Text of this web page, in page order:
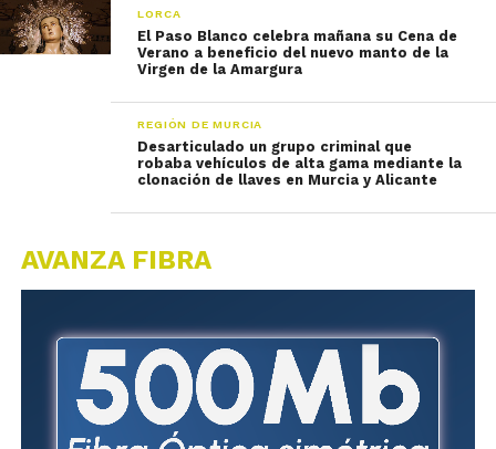
LORCA
El Paso Blanco celebra mañana su Cena de
Verano a beneficio del nuevo manto de la
Virgen de la Amargura
REGIÓN DE MURCIA
Desarticulado un grupo criminal que
robaba vehículos de alta gama mediante la
clonación de llaves en Murcia y Alicante
AVANZA FIBRA